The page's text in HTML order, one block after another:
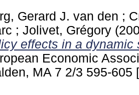
Gerard J. van den ;
; Jolivet, Grégory
effects in a dynamic
Economic
MA 7 2/3 595-605